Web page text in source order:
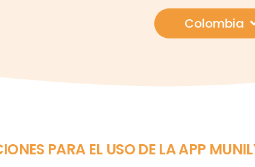
Colombia
PARA EL USO DE LA APP